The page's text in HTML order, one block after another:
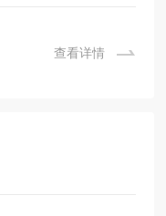
查看详情